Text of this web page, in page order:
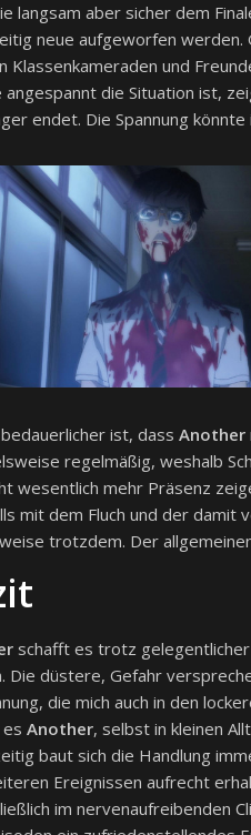
langsam aber sicher dem
neue aufgeworfen
Klassenkameraden und
angespannt die Situation ist,
endet. Die Spannung
ist, dass Another
regelmäßig, weshalb
wesentlich mehr Präsenz
mit dem Fluch und der damit
trotzdem. Der
schafft es trotz
Die düstere, Gefahr
die mich auch in den
Another, selbst in kleinen
baut sich die Handlung
Ereignissen aufrecht
im nervenaufreibenden